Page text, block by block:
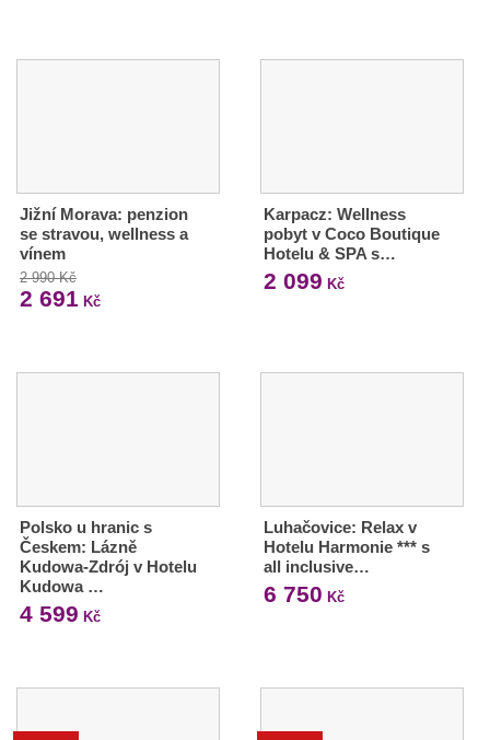
Jižní Morava: penzion
se stravou, wellness a
vínem
2 990 Kč
2 691 Kč
Karpacz: Wellness
pobyt v Coco Boutique
Hotelu & SPA s…
2 099 Kč
Polsko u hranic s
Českem: Lázně
Kudowa-Zdrój v Hotelu
Kudowa …
4 599 Kč
Luhačovice: Relax v
Hotelu Harmonie *** s
all inclusive…
6 750 Kč